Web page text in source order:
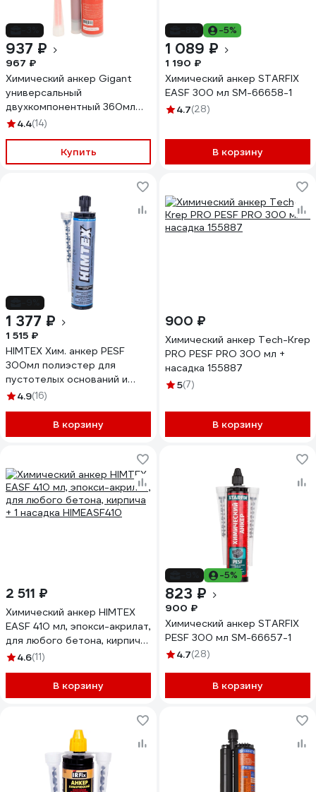
937 ₽
967 ₽
Химический анкер Gigant
универсальный
двухкомпонентный 360мл
CHA2183
4.4(14)
Купить
-5%
1 089 ₽
1 190 ₽
Химический анкер STARFIX
EASF 300 мл SM-66658-1
4.7(28)
В корзину
1 377 ₽
1 515 ₽
HIMTEX Хим. анкер PESF
300мл полиэстер для
пустотелых оснований и
бетона + 1 насадка
4.9(16)
В корзину
900 ₽
Химический анкер Tech-Krep
PRO PESF PRO 300 мл +
насадка 155887
5(7)
В корзину
2 511 ₽
Химический анкер HIMTEX
EASF 410 мл, эпокси-акрилат,
для любого бетона, кирпича
+ 1 насадка HIMEASF410
4.6(11)
В корзину
-5%
823 ₽
900 ₽
Химический анкер STARFIX
PESF 300 мл SM-66657-1
4.7(28)
В корзину